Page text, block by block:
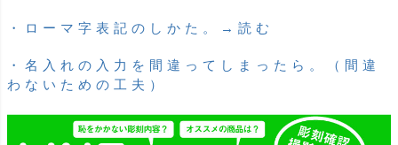
・ローマ字表記のしかた。→読む
・名入れの入力を間違ってしまったら。（間違
わないための工夫）